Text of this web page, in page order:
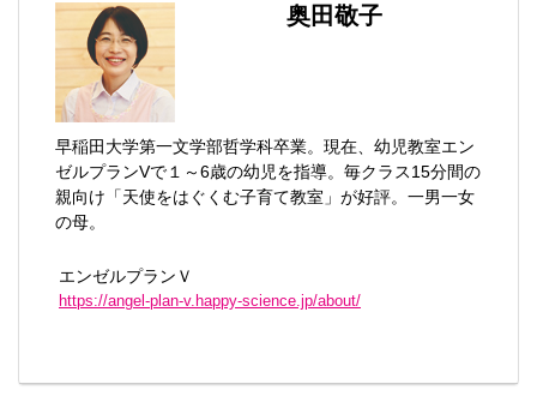
奥田敬子
早稲田大学第一文学部哲学科卒業。現在、幼児教室エン
ゼルプランVで１～6歳の幼児を指導。毎クラス15分間の
親向け「天使をはぐくむ子育て教室」が好評。一男一女
の母。
エンゼルプランＶ
https://angel-plan-v.happy-science.jp/about/